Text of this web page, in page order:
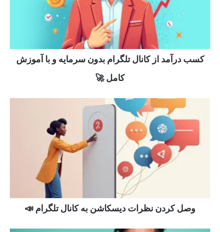
کسب درآمد از کانال تلگرام بدون سرمایه و با آموزش
کامل 🚀
وصل کردن نظرات دیسکاشن به کانال تلگرام 📣